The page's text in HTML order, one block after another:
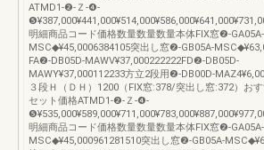
ATMD1-❷-Ｚ-❹-
明細商品コード価格数量数量数量本体FIX窓❷-GA05A-
MSC◆¥45,0006384105突出し窓❷-GB05A-
FA❷-DB05D-MAWV¥37,000222222FD❷-DB05D-
MAWY¥37,000112233方立2段用❷-DB00D-
３段Ｈ（ＤＨ）1200（FIX窓:378/突出し窓:372）お
セット価格ATMD1-❷-Ｚ-❹-
明細商品コード価格数量数量数量本体FIX窓❷-GA05A-
MSC◆¥45,000961281510突出し窓❷-GB05A-